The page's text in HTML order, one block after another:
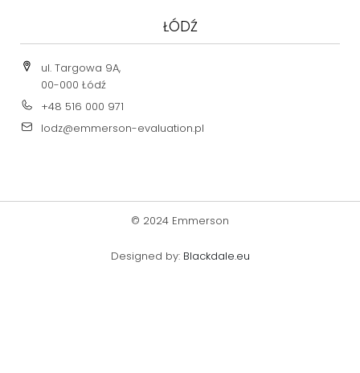
ŁÓDŹ
ul. Targowa 9A,
00-000 Łódź
+48 516 000 971
lodz@emmerson-evaluation.pl
© 2024 Emmerson
Designed by: Blackdale.eu